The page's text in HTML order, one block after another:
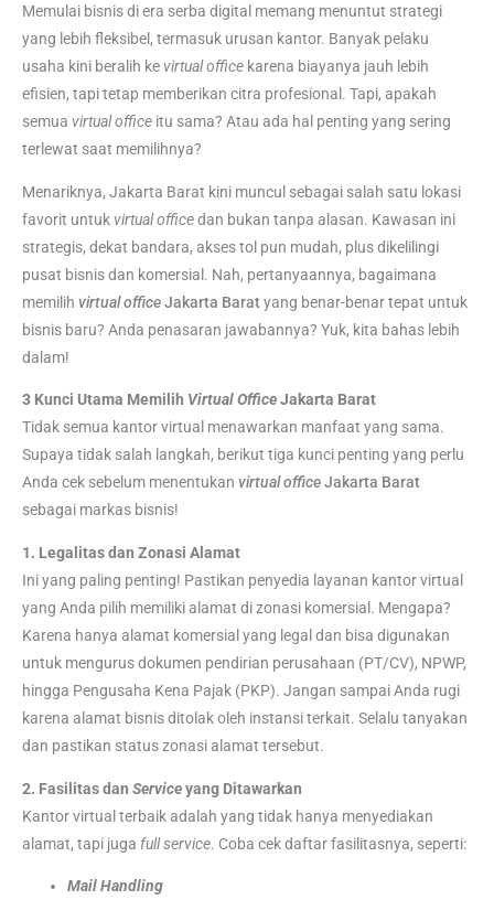
Memulai bisnis di era serba digital memang menuntut strategi
yang lebih fleksibel, termasuk urusan kantor. Banyak pelaku
usaha kini beralih ke virtual office karena biayanya jauh lebih
efisien, tapi tetap memberikan citra profesional. Tapi, apakah
semua virtual office itu sama? Atau ada hal penting yang sering
terlewat saat memilihnya?
Menariknya, Jakarta Barat kini muncul sebagai salah satu lokasi
favorit untuk virtual officedan bukan tanpa alasan. Kawasan ini
strategis, dekat bandara, akses tol pun mudah, plus dikelilingi
pusat bisnis dan komersial. Nah, pertanyaannya, bagaimana
memilih virtual officeJakarta Baratyang benar-benar tepat untuk
bisnis baru? Anda penasaran jawabannya? Yuk, kita bahas lebih
dalam!
3 Kunci Utama Memilih Virtual OfficeJakarta Barat
Tidak semua kantor virtual menawarkan manfaat yang sama.
Supaya tidak salah langkah, berikut tiga kunci penting yang perlu
Anda cek sebelum menentukan virtual officeJakarta Barat
sebagai markas bisnis!
1. Legalitas dan Zonasi Alamat
Ini yang paling penting! Pastikan penyedia layanan kantor virtual
yang Anda pilih memiliki alamat di zonasi komersial. Mengapa?
Karena hanya alamat komersial yang legal dan bisa digunakan
untuk mengurus dokumen pendirian perusahaan (PT/CV), NPWP,
hingga Pengusaha Kena Pajak (PKP). Jangan sampai Anda rugi
karena alamat bisnis ditolak oleh instansi terkait. Selalu tanyakan
dan pastikan status zonasi alamat tersebut.
2. Fasilitas dan Serviceyang Ditawarkan
Kantor virtual terbaik adalah yang tidak hanya menyediakan
alamat, tapi juga full service. Coba cek daftar fasilitasnya, seperti:
Mail Handling